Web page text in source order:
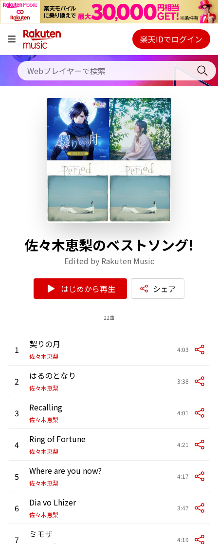
キャンペーン
料金プラン
使い方
初回30日間無料お試し
Webプレイヤー
ご契約内容の確認・変更
楽天IDでログイン
佐々木恵梨のベストソング!
Edited by Rakuten Music
はじめから再生 シェア
22曲
1 契りの月
佐々木恵梨
4:03
2 はるのとなり
佐々木恵梨
3:38
3 Recalling
佐々木恵梨
4:01
4 Ring of Fortune
佐々木恵梨
4:21
5 Where are you now?
佐々木恵梨
4:17
6 Dia vo Lhizer
佐々木恵梨
3:47
7 ミモザ 4:19